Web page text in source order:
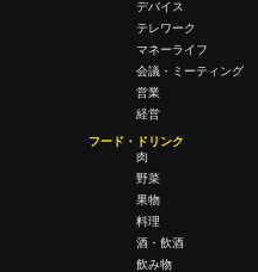
デバイス
テレワーク
マネーライフ
会議・ミーティング
営業
経営
フード・ドリンク
肉
野菜
果物
料理
酒・飲酒
飲み物